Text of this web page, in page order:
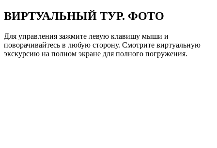
ВИРТУАЛЬНЫЙ ТУР. ФОТО
Для управления зажмите левую клавишу мыши и
поворачивайтесь в любую сторону. Смотрите виртуальную
экскурсию на полном экране для полного погружения.